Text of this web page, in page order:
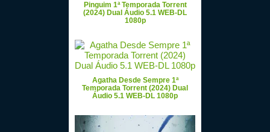
Pinguim 1ª Temporada Torrent
(2024) Dual Áudio 5.1 WEB-DL
1080p
Agatha Desde Sempre 1ª
Temporada Torrent (2024) Dual
Áudio 5.1 WEB-DL 1080p